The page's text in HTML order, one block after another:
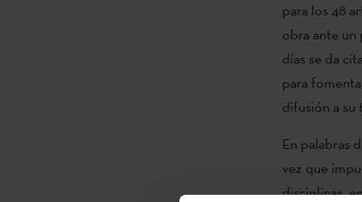
para los 48
obra ante
días se da
para
difusión a su
En palabras
vez que
disciplinas,